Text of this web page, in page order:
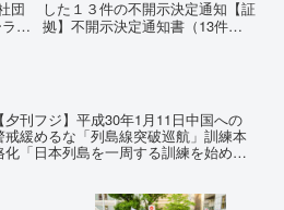
団
ム
作
...
した１３件の不開示決定通知【証
拠】不開示決定通知書（13件）
彼らが行政手続きの正当性を失
っ...
【夕刊フジ】平成30年1月11日中国への
戒緩めるな「列島線突破巡航」訓練本
化「日本列島を一周する訓練を始める